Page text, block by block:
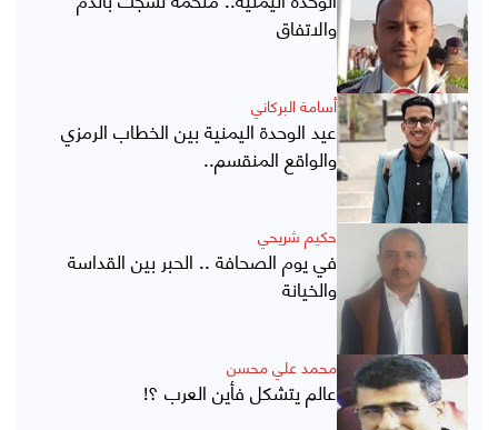
والاتفاق
أسامة البركاني
عيد الوحدة اليمنية بين الخطاب الرمزي
والواقع المنقسم..
حكيم شريحي
في يوم الصحافة .. الحبر بين القداسة
والخيانة
محمد علي محسن
عالم يتشكل فأين العرب ؟!